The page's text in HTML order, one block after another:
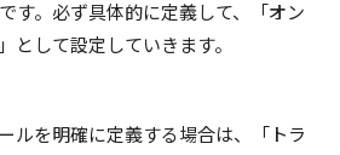
す。必ず具体的に定義して、「オン
として設定していきます。
ルを明確に定義する場合は、「トラ